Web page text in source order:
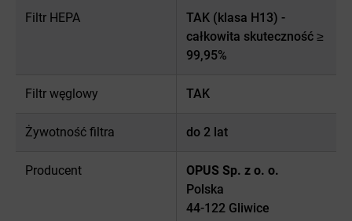
Filtr HEPA
TAK (klasa H13) -
całkowita skuteczność ≥
99,95%
Filtr węglowy TAK
Żywotność filtra do 2 lat
Producent
OPUS Sp. z o. o.
Polska
44-122 Gliwice